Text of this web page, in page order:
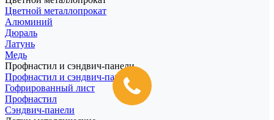
Цветной металлопрокат
Алюминий
Дюраль
Латунь
Медь
Профнастил и сэндвич-панели
Профнастил и сэндвич-панели
Гофрированный лист
Профнастил
Сэндвич-панели